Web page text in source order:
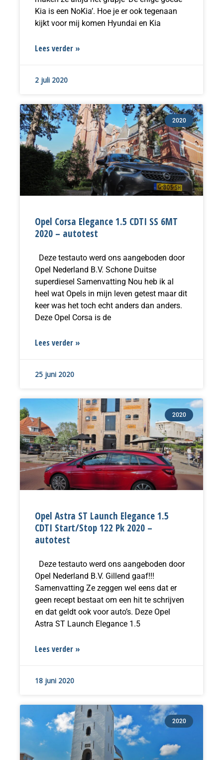
Kia is een NoKia’. Hoe je er ook tegenaan
kijkt voor mij komen Hyundai en Kia
Lees verder »
2 juli 2020
2020
Opel Corsa Elegance 1.5 CDTI SS 6MT
2020 – autotest
Deze testauto werd ons aangeboden door
Opel Nederland B.V. Schone Duitse
superdiesel Samenvatting Nou heb ik al
heel wat Opels in mijn leven getest maar dit
keer was het toch echt anders dan anders.
Deze Opel Corsa is de
Lees verder »
25 juni 2020
2020
Opel Astra ST Launch Elegance 1.5
CDTI Start/Stop 122 Pk 2020 –
autotest
Deze testauto werd ons aangeboden door
Opel Nederland B.V. Gillend gaaf!!!
Samenvatting Ze zeggen wel eens dat er
geen recept bestaat om een hit te schrijven
en dat geldt ook voor auto’s. Deze Opel
Astra ST Launch Elegance 1.5
Lees verder »
18 juni 2020
2020